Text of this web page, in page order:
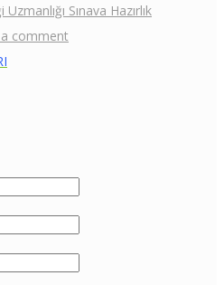
Sınava Hazırlık
comment